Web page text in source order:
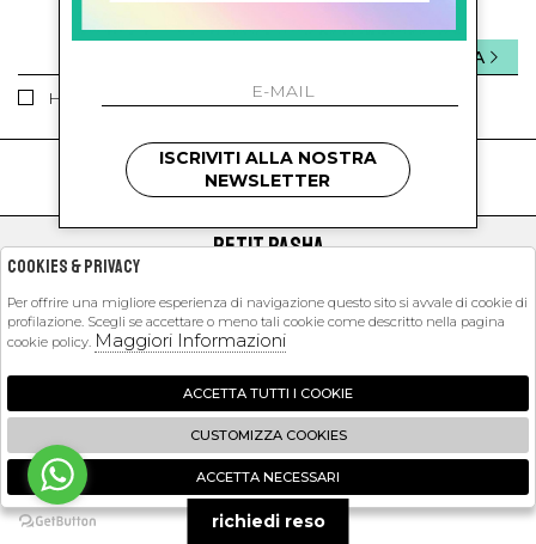
Ho letto ed accettato le condizioni sulla privacy.
INVIA
kids
PETIT PASHA
EXTRA
2026 Petit Pasha - P.iva : 09423341214 Powered by
Zucchetti
🍪
ISCRIVITI ALLA NOSTRA
NEWSLETTER
richiedi reso
Cookies & Privacy
Per offrire una migliore esperienza di navigazione questo sito si avvale di cookie di
profilazione. Scegli se accettare o meno tali cookie come descritto nella pagina
cookie policy. Maggiori Informazioni
ACCETTA TUTTI I COOKIE
CUSTOMIZZA COOKIES
ACCETTA NECESSARI